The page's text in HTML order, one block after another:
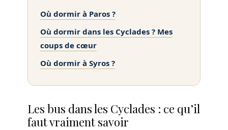
Où dormir à Paros ?
Où dormir dans les Cyclades ? Mes
coups de cœur
Où dormir à Syros ?
Les bus dans les Cyclades : ce qu’il
faut vraiment savoir